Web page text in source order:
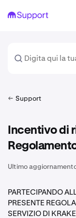
Support
Incentivo di
Ultimo
PARTECIPANDO
PRESENTE
SERVIZIO DI